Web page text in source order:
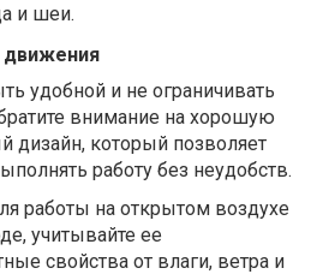
и шеи.
движения
удобной и не ограничивать
внимание на хорошую
дизайн, который позволяет
работу без неудобств.
работы на открытом воздухе
учитывайте ее
свойства от влаги, ветра и